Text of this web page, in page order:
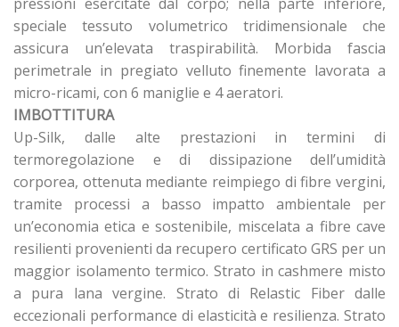
pressioni esercitate dal corpo; nella parte inferiore,
speciale tessuto volumetrico tridimensionale che
assicura un’elevata traspirabilità. Morbida fascia
perimetrale in pregiato velluto finemente lavorata a
micro-ricami, con 6 maniglie e 4 aeratori.
IMBOTTITURA
Up-Silk, dalle alte prestazioni in termini di
termoregolazione e di dissipazione dell’umidità
corporea, ottenuta mediante reimpiego di fibre vergini,
tramite processi a basso impatto ambientale per
un’economia etica e sostenibile, miscelata a fibre cave
resilienti provenienti da recupero certificato GRS per un
maggior isolamento termico. Strato in cashmere misto
a pura lana vergine. Strato di Relastic Fiber dalle
eccezionali performance di elasticità e resilienza. Strato